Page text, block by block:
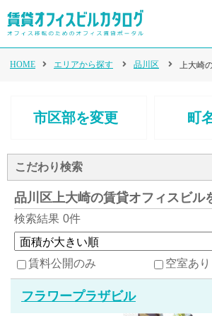
HOME エリアから探す 品川区 上大崎
市区部を変更 町
こだわり検索
品川区上大崎の賃貸オフィスビル
検索結果 0件
賃料公開のみ 空室あり
フラワープラザビル